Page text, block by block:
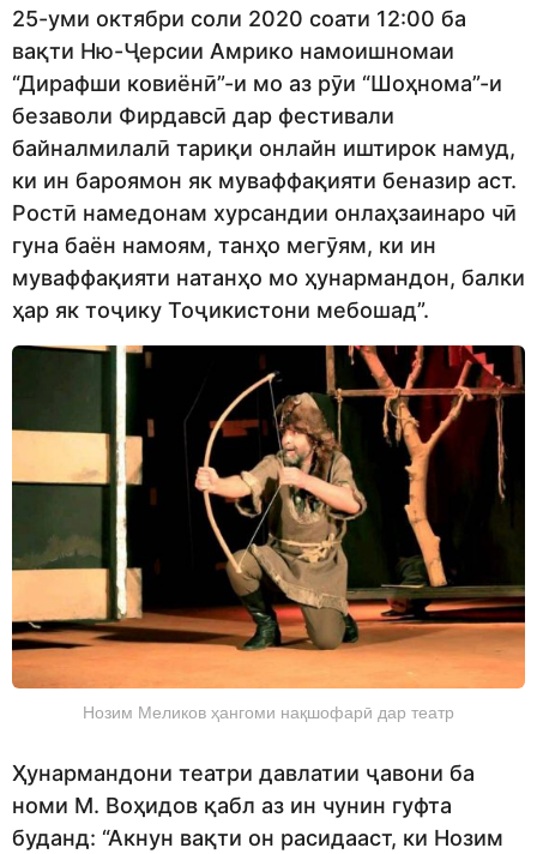
25-уми октябри соли 2020 соати 12:00 ба
вақти Ню-Ҷерсии Амрико намоишномаи
“Дирафши ковиёнӣ”-и мо аз рӯи “Шоҳнома”-и
безаволи Фирдавсӣ дар фестивали
байналмилалӣ тариқи онлайн иштирок намуд,
ки ин бароямон як муваффақияти беназир аст.
Ростӣ намедонам хурсандии онлаҳзаинаро чӣ
гуна баён намоям, танҳо мегӯям, ки ин
муваффақияти натанҳо мо ҳунармандон, балки
ҳар як тоҷику Тоҷикистони мебошад”.
Нозим Меликов ҳангоми нақшофарӣ дар театр
Ҳунармандони театри давлатии ҷавони ба
номи М. Воҳидов қабл аз ин чунин гуфта
буданд: “Акнун вақти он расидааст, ки Нозим